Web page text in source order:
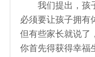
我们提出，孩子
必须要让孩子拥有
但有些家长就说了
你首先得获得幸福